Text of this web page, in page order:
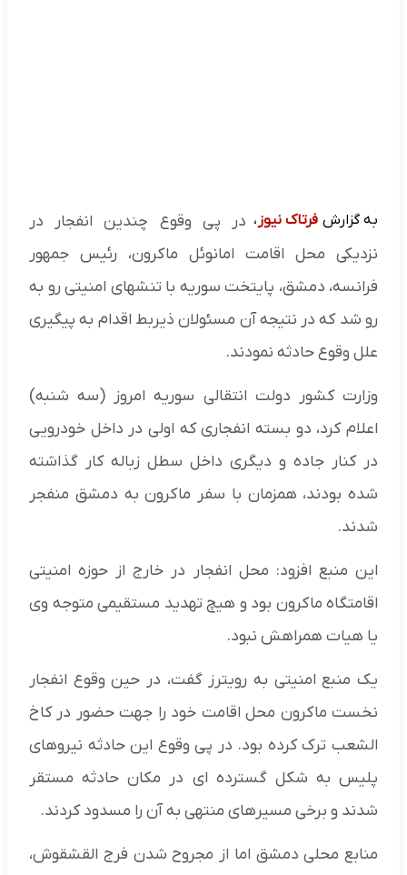
به گزارش فرتاک نیوز ، در پی وقوع چندین انفجار در
نزدیکی محل اقامت امانوئل ماکرون، رئیس جمهور
فرانسه، دمشق، پایتخت سوریه با تنشهای امنیتی رو به
رو شد که در نتیجه آن مسئولان ذیربط اقدام به پیگیری
علل وقوع حادثه نمودند.
وزارت کشور دولت انتقالی سوریه امروز (سه شنبه)
اعلام کرد، دو بسته انفجاری که اولی در داخل خودرویی
در کنار جاده و دیگری داخل سطل زباله کار گذاشته
شده بودند، همزمان با سفر ماکرون به دمشق منفجر
شدند.
این منبع افزود: محل انفجار در خارج از حوزه امنیتی
اقامتگاه ماکرون بود و هیچ تهدید مستقیمی متوجه وی
یا هیات همراهش نبود.
یک منبع امنیتی به رویترز گفت، در حین وقوع انفجار
نخست ماکرون محل اقامت خود را جهت حضور در کاخ
الشعب ترک کرده بود. در پی وقوع این حادثه نیروهای
پلیس به شکل گسترده ای در مکان حادثه مستقر
شدند و برخی مسیرهای منتهی به آن را مسدود کردند.
منابع محلی دمشق اما از مجروح شدن فرج القشقوش،